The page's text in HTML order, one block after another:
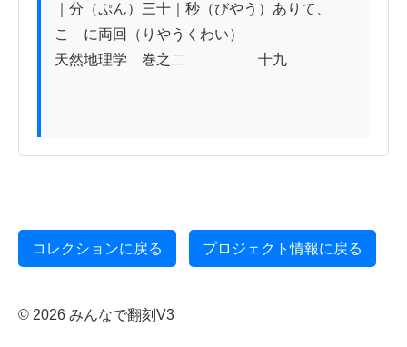
｜分（ぷん）三十｜秒（びやう）ありて、
こゝに両回（りやうくわい）
天然地理学　巻之二　　　　　十九
コレクションに戻る プロジェクト情報に戻る
© 2026 みんなで翻刻V3